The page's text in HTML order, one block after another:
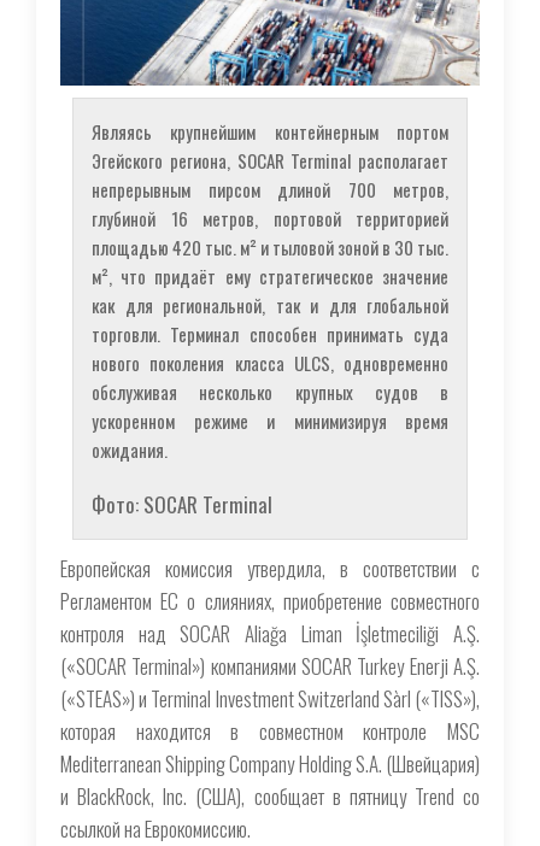
Являясь крупнейшим контейнерным портом
Эгейского региона, SOCAR Terminal располагает
непрерывным пирсом длиной 700 метров,
глубиной 16 метров, портовой территорией
площадью 420 тыс. м² и тыловой зоной в 30 тыс.
м², что придаёт ему стратегическое значение
как для региональной, так и для глобальной
торговли. Терминал способен принимать суда
нового поколения класса ULCS, одновременно
обслуживая несколько крупных судов в
ускоренном режиме и минимизируя время
ожидания.
Фото: SOCAR Terminal
Европейская комиссия утвердила, в соответствии с
Регламентом ЕС о слияниях, приобретение совместного
контроля над SOCAR Aliağa Liman İşletmeciliği A.Ş.
(«SOCAR Terminal») компаниями SOCAR Turkey Enerji A.Ş.
(«STEAS») и Terminal Investment Switzerland Sàrl («TISS»),
которая находится в совместном контроле MSC
Mediterranean Shipping Company Holding S.A. (Швейцария)
и BlackRock, Inc. (США), сообщает в пятницу Trend со
ссылкой на Еврокомиссию.